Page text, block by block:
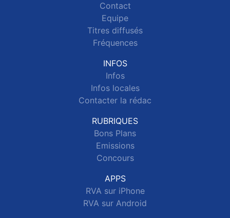
Contact
Equipe
Titres diffusés
Fréquences
INFOS
Infos
Infos locales
Contacter la rédac
RUBRIQUES
Bons Plans
Emissions
Concours
APPS
RVA sur iPhone
RVA sur Android